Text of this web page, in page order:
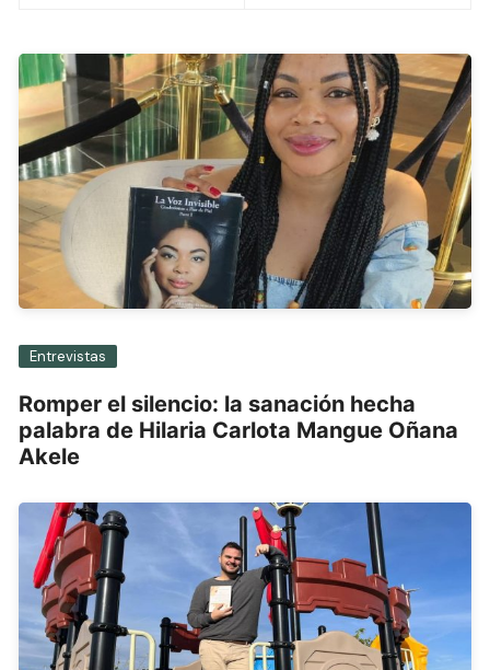
Entrevistas
Romper el silencio: la sanación hecha
palabra de Hilaria Carlota Mangue Oñana
Akele